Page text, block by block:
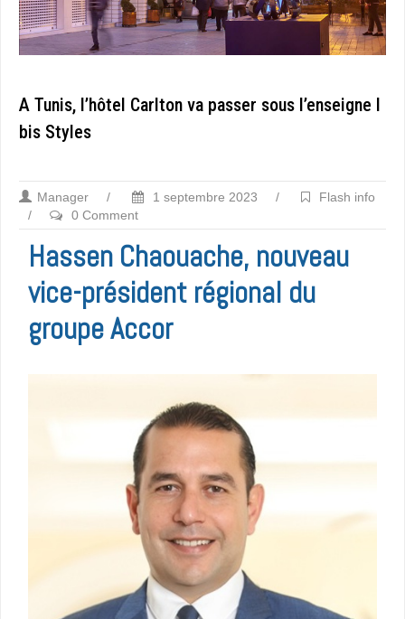
A Tunis, l’hôtel Carlton va passer sous l’enseigne I
bis Styles
Manager / 1 septembre 2023 /
Flash info
/
0 Comment
Hassen Chaouache, nouveau
vice-président régional du
groupe Accor